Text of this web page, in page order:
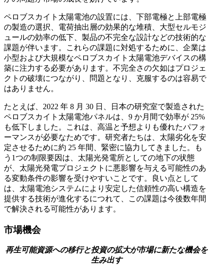
ペロブスカイト太陽電池の設置には、下部電極と上部電極
の製造の選択、電荷抽出層の効果的な堆積、大型セルモジ
ュールの効率の低下、製品の不完全な設計などの技術的な
課題が伴います。これらの課題に対処するために、企業は
小型および大規模なペロブスカイト太陽電池デバイスの構
築に注力する必要があります。不完全さの欠如はプロジェ
クトの破壊につながり、問題となり、克服するのは容易で
はありません。
たとえば、2022 年 8 月 30 日、日本の研究室で製造された
ペロブスカイト太陽電池パネルは、9 か月間で効率が 25%
も低下しました。これは、高温と予想よりも優れたパフォ
ーマンスが必要なためです。研究者たちは、太陽劣化を安
定させるために約 25 年間、緊密に協力してきました。も
う1つの制限要因は、太陽光発電所としての地下の状態
が、太陽光発電プロジェクトに悪影響を与える可能性のあ
る変動条件の影響を受けやすいことです。良い点として
は、太陽電池システムにより安定した信頼性の高い構造を
提供する技術が進化するにつれて、この課題は今後数年間
で解決される可能性があります。
市場機会
再生可能資源への移行と投資の拡大が市場に新たな機会を
生み出す